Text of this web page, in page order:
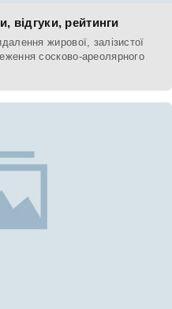
відгуки, рейтинги
жирової, залізистої
сосково-ареолярного